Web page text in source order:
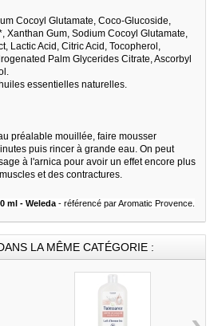
Cocoyl Glutamate, Coco-Glucoside,
Xanthan Gum, Sodium Cocoyl Glutamate,
Lactic Acid, Citric Acid, Tocopherol,
Palm Glycerides Citrate, Ascorbyl
essentielles naturelles.
préalable mouillée, faire mousser
puis rincer à grande eau. On peut
à l'arnica pour avoir un effet encore plus
et des contractures.
ml - Weleda - référencé par Aromatic Provence.
LA MÊME CATÉGORIE :